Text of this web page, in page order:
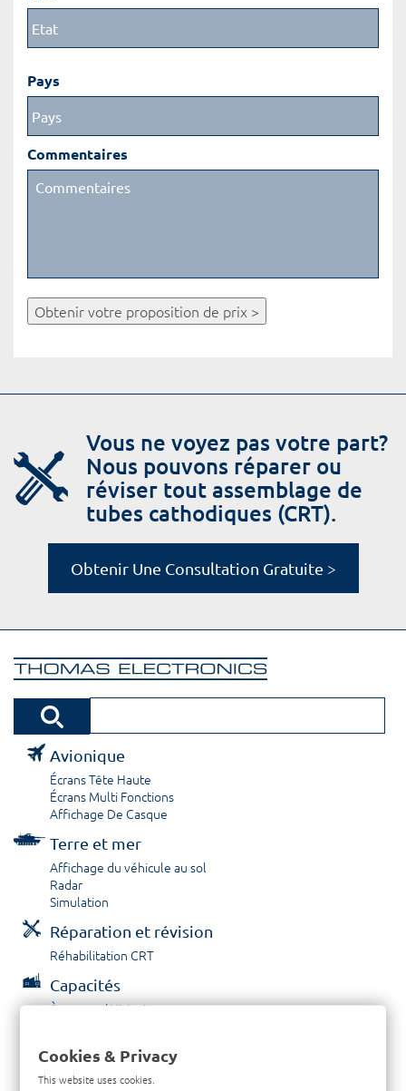
Pays
Commentaires
Obtenir votre proposition de prix >
Vous ne voyez pas votre part?
Nous pouvons réparer ou
réviser tout assemblage de
tubes cathodiques (CRT).
Obtenir Une Consultation Gratuite >
Avionique
Écrans Tête Haute
Écrans Multi Fonctions
Affichage De Casque
Terre et mer
Affichage du véhicule au sol
Radar
Simulation
Réparation et révision
Réhabilitation CRT
Capacités
À propos / Historique
Contactez nous
Cookies & Privacy
This website uses cookies.